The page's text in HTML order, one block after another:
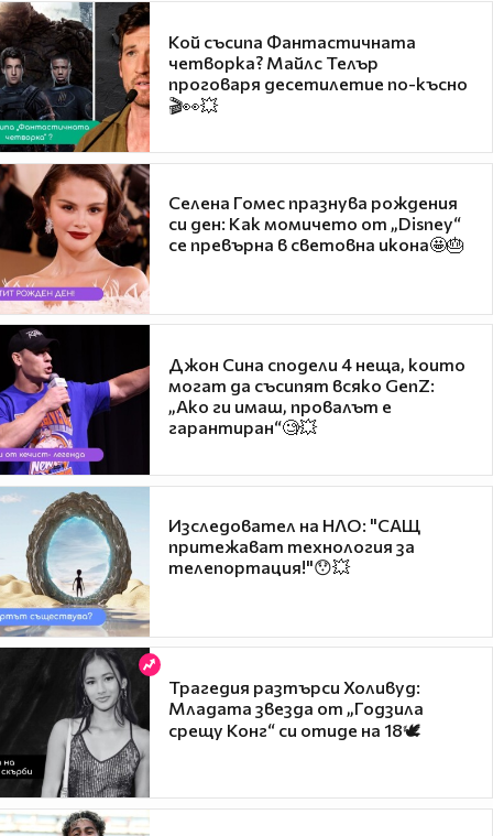
Кой съсипа Фантастичната
четворка? Майлс Телър
проговаря десетилетие по-късно
🎬👀💥
Селена Гомес празнува рождения
си ден: Как момичето от „Disney“
се превърна в световна икона🤩🎂
Джон Сина сподели 4 неща, които
могат да съсипят всяко GenZ:
„Ако ги имаш, провалът е
гарантиран“🧐💥
Изследовател на НЛО: "САЩ
притежават технология за
телепортация!"😯💥
Трагедия разтърси Холивуд:
Младата звезда от „Годзила
срещу Конг“ си отиде на 18🕊️